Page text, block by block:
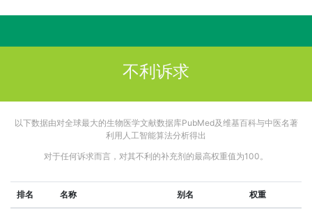
不利诉求
以下数据由对全球最大的生物医学文献数据库PubMed及维基百科与中医名著
利用人工智能算法分析得出
对于任何诉求而言，对其不利的补充剂的最高权重值为100。
排名 名称 别名 权重